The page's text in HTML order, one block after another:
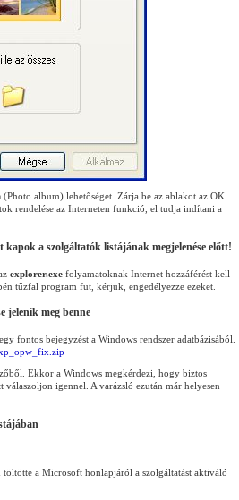
(Photo album) lehetőséget. Zárja be az ablakot az OK
rendelése az Interneten funkció, el tudja indítani a
a szolgáltatók listájának megjelenése előtt!
explorer.exe folyamatoknak Internet hozzáférést kell
tűzfal program fut, kérjük, engedélyezze ezeket.
jelenik meg benne
fontos bejegyzést a Windows rendszer adatbázisából.
Ekkor a Windows megkérdezi, hogy biztos
igennel. A varázsló ezután már helyesen
a Microsoft honlapjáról a szolgáltatást aktiváló